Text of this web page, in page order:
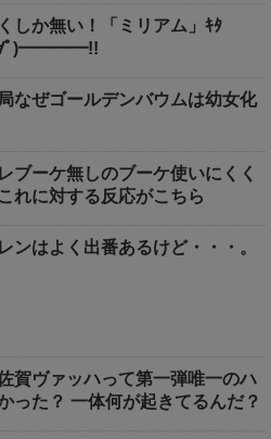
しか無い！「ミリアム」ｷﾀ
)━━━━!!
なぜゴールデンバウムは幼女化
ブーケ無しのブーケ使いにくく
れに対する反応がこちら
ンはよく出番あるけど・・・。
賀ヴァッハって第一弾唯一のハ
った？ 一体何が起きてるんだ？